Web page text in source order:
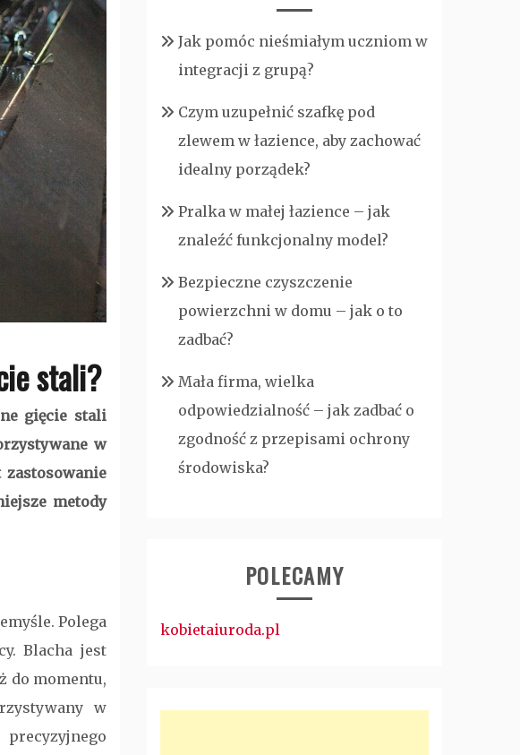
stali?
gięcie stali
w
metody
Polega
Blacha jest
do momentu,
w
Jak pomóc nieśmiałym uczniom w
integracji z grupą?
Czym uzupełnić szafkę pod
zlewem w łazience, aby zachować
idealny porządek?
Pralka w małej łazience – jak
znaleźć funkcjonalny model?
Bezpieczne czyszczenie
powierzchni w domu – jak o to
zadbać?
Mała firma, wielka
odpowiedzialność – jak zadbać o
zgodność z przepisami ochrony
środowiska?
POLECAMY
kobietaiuroda.pl